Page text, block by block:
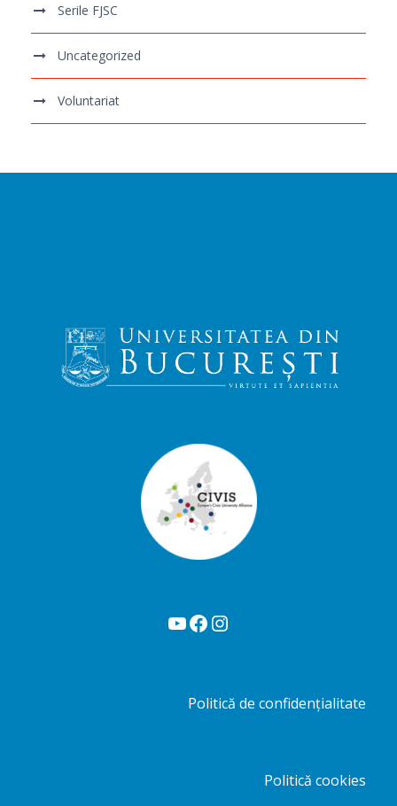
Serile FJSC
Uncategorized
Voluntariat
YouTube Facebook Instagram
Politică de confidențialitate
Politică cookies